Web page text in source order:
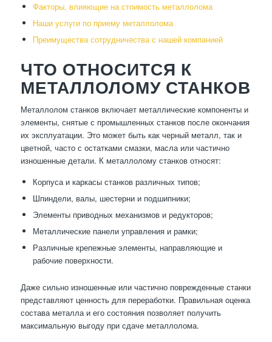
Факторы, влияющие на стоимость металлолома
Наши услуги по приему металлолома
Преимущества сотрудничества с нашей компанией
ЧТО ОТНОСИТСЯ К
МЕТАЛЛОЛОМУ СТАНКОВ
Металлолом станков включает металлические компоненты и
элементы, снятые с промышленных станков после окончания
их эксплуатации. Это может быть как черный металл, так и
цветной, часто с остатками смазки, масла или частично
изношенные детали. К металлолому станков относят:
Корпуса и каркасы станков различных типов;
Шпиндели, валы, шестерни и подшипники;
Элементы приводных механизмов и редукторов;
Металлические панели управления и рамки;
Различные крепежные элементы, направляющие и
рабочие поверхности.
Даже сильно изношенные или частично поврежденные станки
представляют ценность для переработки. Правильная оценка
состава металла и его состояния позволяет получить
максимальную выгоду при сдаче металлолома.